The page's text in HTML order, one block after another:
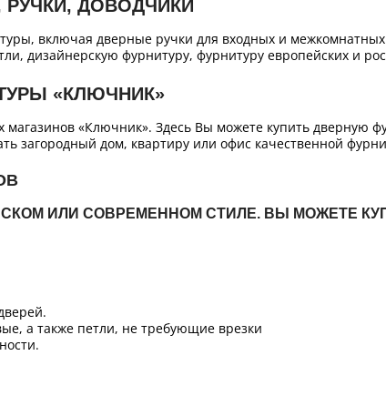
РУЧКИ, ДОВОДЧИКИ
включая дверные ручки для входных и
дизайнерскую фурнитуру, фурнитуру европейских и
«КЛЮЧНИК»
магазинов «Ключник». Здесь Вы можете купить
загородный дом, квартиру или офис качественной
ИЛИ СОВРЕМЕННОМ СТИЛЕ. ВЫ МОЖЕТЕ
а также петли, не требующие врезки